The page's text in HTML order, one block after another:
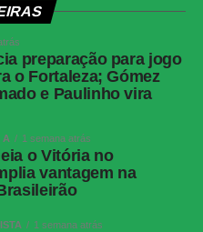
preparação para jogo
o Fortaleza; Gómez
e Paulinho vira
A 1 semana atrás
o Vitória no
vantagem na
1 semana atrás